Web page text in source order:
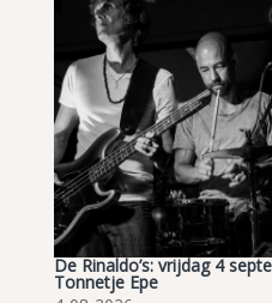
De Rinaldo’s: vrijdag 4
Tonnetje Epe